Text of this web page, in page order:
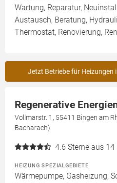
Wartung, Reparatur,
Austausch, Beratung,
Thermostat, Renovierung,
Jetzt Betriebe für Heizungen
Regenerative
Vollmarstr. 1, 55411 Bingen am
Bacharach)
4.6 Sterne aus
HEIZUNG SPEZIALGEBIETE
Wärmepumpe, Gasheizung,